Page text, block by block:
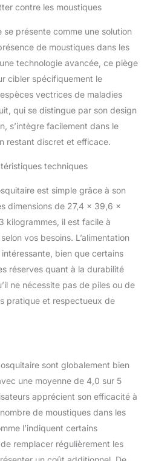
recherche de sang
moustique tigre asiatique
et le moustique de la
fièvre jaune sont
porteurs de maladies
dangereuses telles que la
dengue, le zika, etc. Ce
piège a été développé
pour lutter contre ces
espèces Utilisation :
être placé à l'extérieur
protégé, humide et
ombragé pour attraper
les moustiques avant
qu'ils n'atteignent la
terrasse ; une connexion
électrique est nécessaire
Extension : ce produit
est efficace combiné
avec le set BG-Booster et
CO2 ; le CO2 attire
moustiques BIOGENTS:
Nos produits gardent la
population de
moustiques sous
contrôle ; combat les
moustiques de manière
écologique et sans
insecticides
contre les moustiques
se présente comme une solution
de moustiques dans les
technologie avancée, ce piège
cibler spécifiquement le
vectrices de maladies
qui se distingue par son design
s’intègre facilement dans le
restant discret et efficace.
techniques
est simple grâce à son
dimensions de 27,4 x 39,6 x
kilogrammes, il est facile à
vos besoins. L’alimentation
bien que certains
réserves quant à la durabilité
ne nécessite pas de piles ou de
pratique et respectueux de
sont globalement bien
une moyenne de 4,0 sur 5
apprécient son efficacité à
de moustiques dans les
l’indiquent certains
remplacer régulièrement les